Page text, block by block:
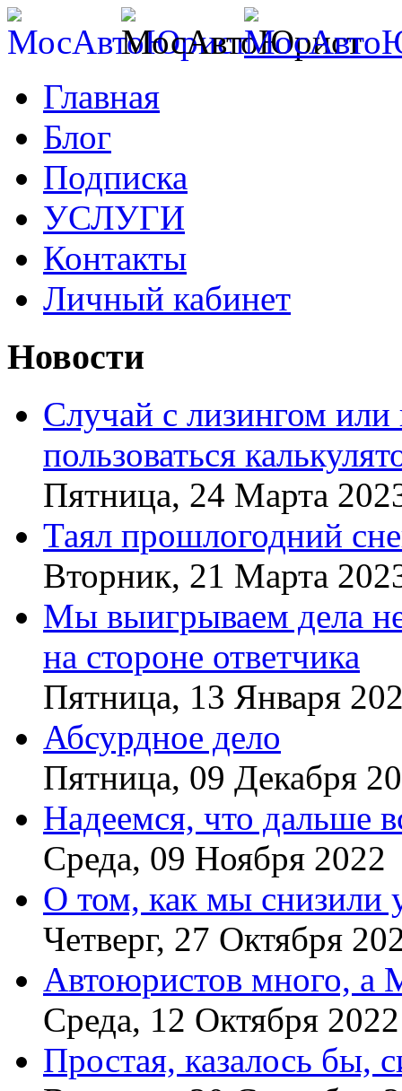
Главная
Блог
Подписка
УСЛУГИ
Контакты
Личный кабинет
Новости
Случай с лизингом
пользоваться
Пятница, 24 Марта
Таял прошлогодний
Вторник, 21 Марта
Мы выигрываем дела
на стороне ответчика
Пятница, 13 Января
Абсурдное дело
Пятница, 09 Декабря
Надеемся, что дальше
Среда, 09 Ноября 2022
О том, как мы снизили
Четверг, 27 Октября
Автоюристов много,
Среда, 12 Октября 2022
Простая, казалось бы,